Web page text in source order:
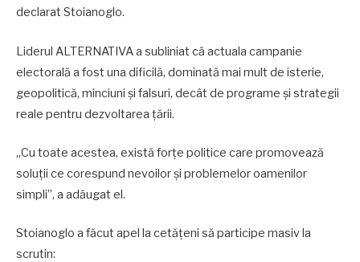
declarat Stoianoglo.
Liderul ALTERNATIVA a subliniat că actuala campanie
electorală a fost una dificilă, dominată mai mult de isterie,
geopolitică, minciuni și falsuri, decât de programe și strategii
reale pentru dezvoltarea țării.
„Cu toate acestea, există forțe politice care promovează
soluții ce corespund nevoilor și problemelor oamenilor
simpli”, a adăugat el.
Stoianoglo a făcut apel la cetățeni să participe masiv la
scrutin: